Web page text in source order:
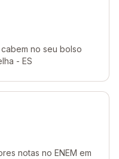
no seu bolso
- ES
notas no ENEM em